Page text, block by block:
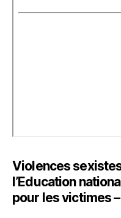
Violences
l’Education
pour les victimes